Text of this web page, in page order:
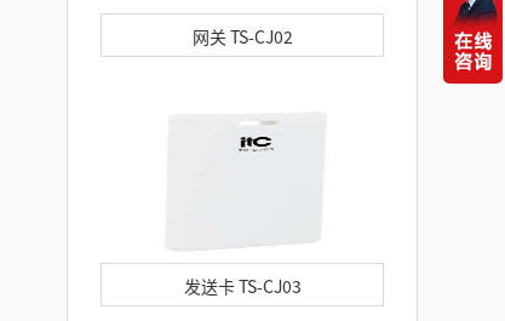
网关 TS-CJ02
发送卡 TS-CJ03